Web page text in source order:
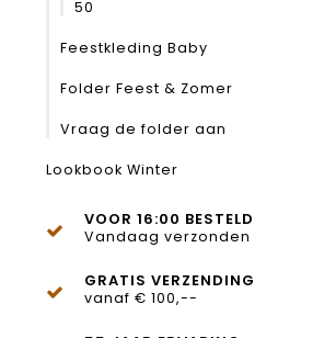
50
Feestkleding Baby
Folder Feest & Zomer
Vraag de folder aan
Lookbook Winter
VOOR 16:00 BESTELD
Vandaag verzonden
GRATIS VERZENDING
vanaf € 100,--